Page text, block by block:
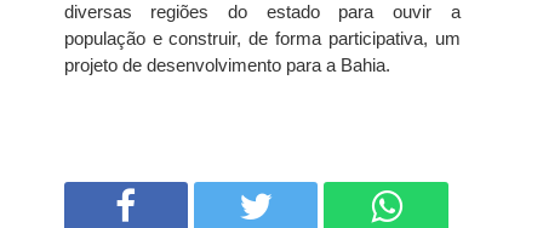
diversas regiões do estado para ouvir a
população e construir, de forma participativa, um
projeto de desenvolvimento para a Bahia.